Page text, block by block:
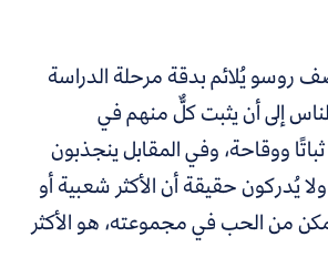
روسو يُلائم بدقة مرحلة الدراسة
إلى أن يثبت كلٌّ منهم في
ووقاحة، وفي المقابل ينجذبون
يُدركون حقيقة أن الأكثر شعبية أو
من الحب في مجموعته، هو الأكثر